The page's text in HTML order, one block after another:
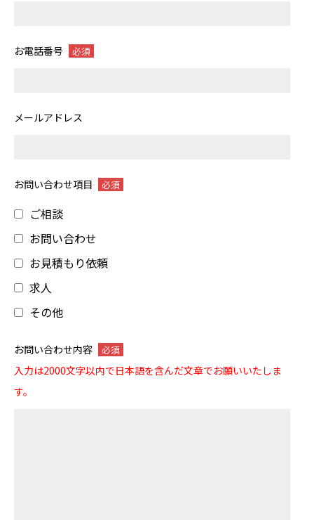
お電話番号 必須
メールアドレス
お問い合わせ項目 必須
ご相談
お問い合わせ
お見積もり依頼
求人
その他
お問い合わせ内容 必須
入力は2000文字以内で日本語を含んだ文章でお願いいたしま
す。